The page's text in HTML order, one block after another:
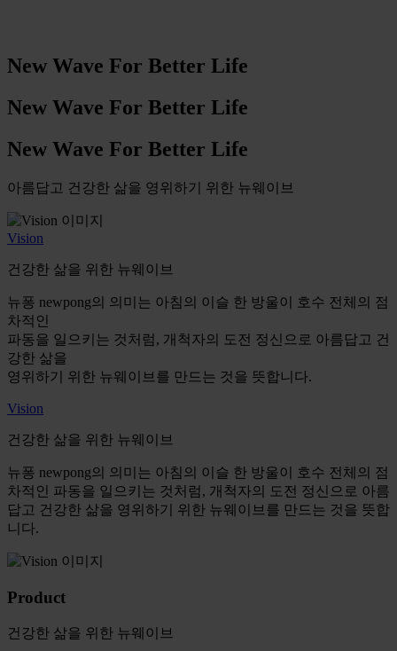
New Wave For Better Life
New Wave For Better Life
New Wave For Better Life
아름답고 건강한 삶을 영위하기 위한 뉴웨이브
Vision
건강한 삶을 위한 뉴웨이브
뉴퐁 newpong의 의미는 아침의 이슬 한 방울이 호수 전체의 점
차적인
파동을 일으키는 것처럼, 개척자의 도전 정신으로 아름답고 건
강한 삶을
영위하기 위한 뉴웨이브를 만드는 것을 뜻합니다.
Vision
건강한 삶을 위한 뉴웨이브
뉴퐁 newpong의 의미는 아침의 이슬 한 방울이 호수 전체의 점
차적인 파동을 일으키는 것처럼, 개척자의 도전 정신으로 아름
답고 건강한 삶을 영위하기 위한 뉴웨이브를 만드는 것을 뜻합
니다.
Product
건강한 삶을 위한 뉴웨이브